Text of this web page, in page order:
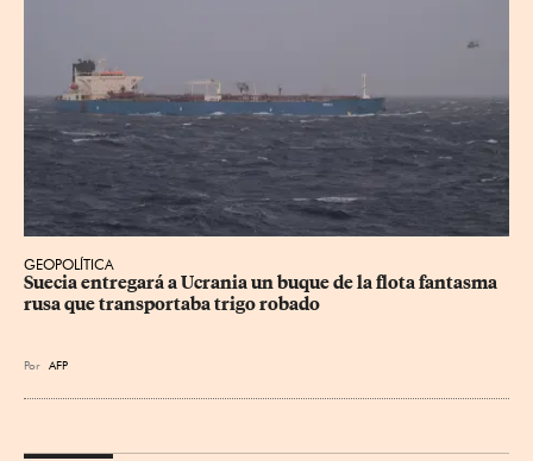
GEOPOLÍTICA
Suecia entregará a Ucrania un buque de la flota fantasma
rusa que transportaba trigo robado
Por AFP